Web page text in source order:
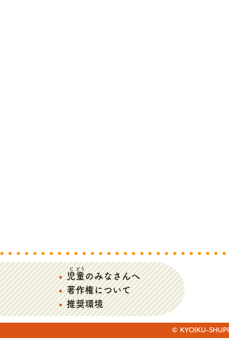
児
じ
童
どう
のみなさんへ
著作権について
推奨環境
© KYOIKU-